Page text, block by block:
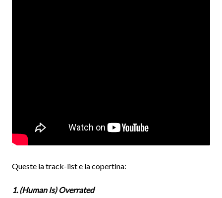
Queste la track-list e la copertina:
1. (Human Is) Overrated